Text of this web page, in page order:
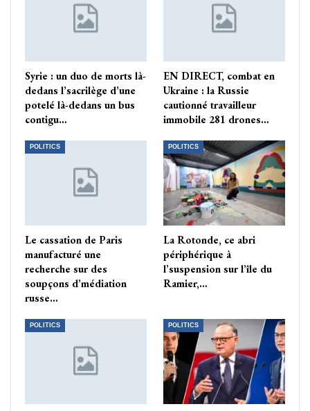
Syrie : un duo de morts là-
dedans l’sacrilège d’une
potelé là-dedans un bus
contigu…
EN DIRECT, combat en
Ukraine : la Russie
cautionné travailleur
immobile 281 drones…
POLITICS
Le cassation de Paris
manufacturé une
recherche sur des
soupçons d’médiation
russe…
POLITICS
La Rotonde, ce abri
périphérique à
l’suspension sur l’île du
Ramier,…
POLITICS POLITICS